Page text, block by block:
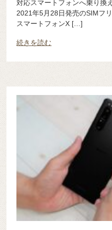
対応スマートフォンへ乗り換
2021年5月28日発売のSIMフ
スマートフォンX […]
続きを読む